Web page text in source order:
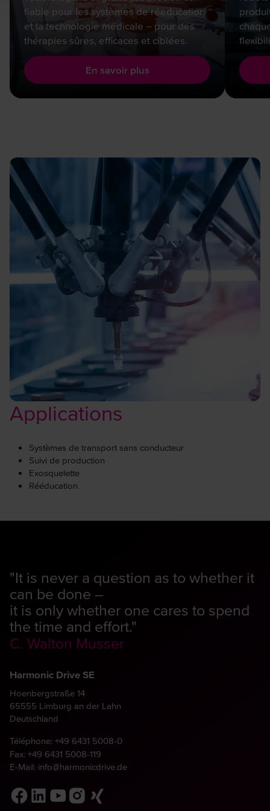
fiable pour les systèmes de rééducation
et la technologie médicale – pour des
thérapies sûres, efficaces et ciblées.
En savoir plus
Applications
Systèmes de transport sans conducteur
Suivi de production
Exosquelette
Rééducation
"It is never a question as to whether it
can be done –
it is only whether one cares to spend
the time and effort."
C. Walton Musser
Harmonic Drive SE
Hoenbergstraße 14
65555 Limburg an der Lahn
Deutschland
Téléphone: +49 6431 5008-0
Fax: +49 6431 5008-119
E-Mail: info@harmonicdrive.de